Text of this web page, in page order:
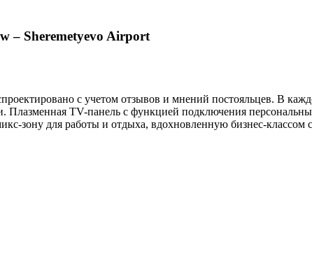
– Sheremetyevo Airport
с учетом отзывов и мнений постояльцев. В
TV-панель с функцией подключения
зону для работы и отдыха, вдохновленную бизнес-классом